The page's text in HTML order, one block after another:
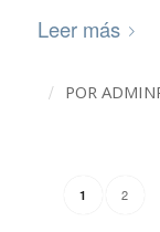
Leer más
/ POR
1 2